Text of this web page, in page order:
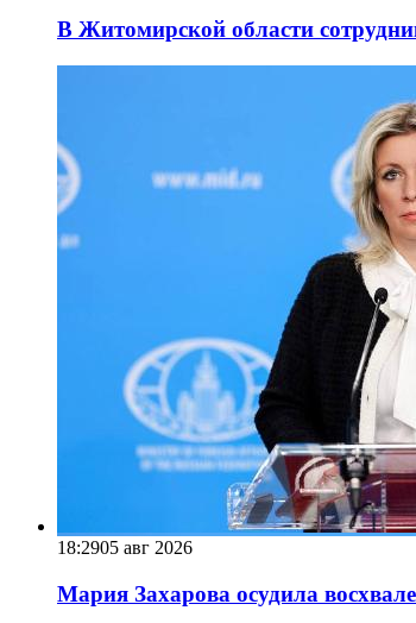
В Житомирской области
18:2905 авг 2026
Мария Захарова осудила